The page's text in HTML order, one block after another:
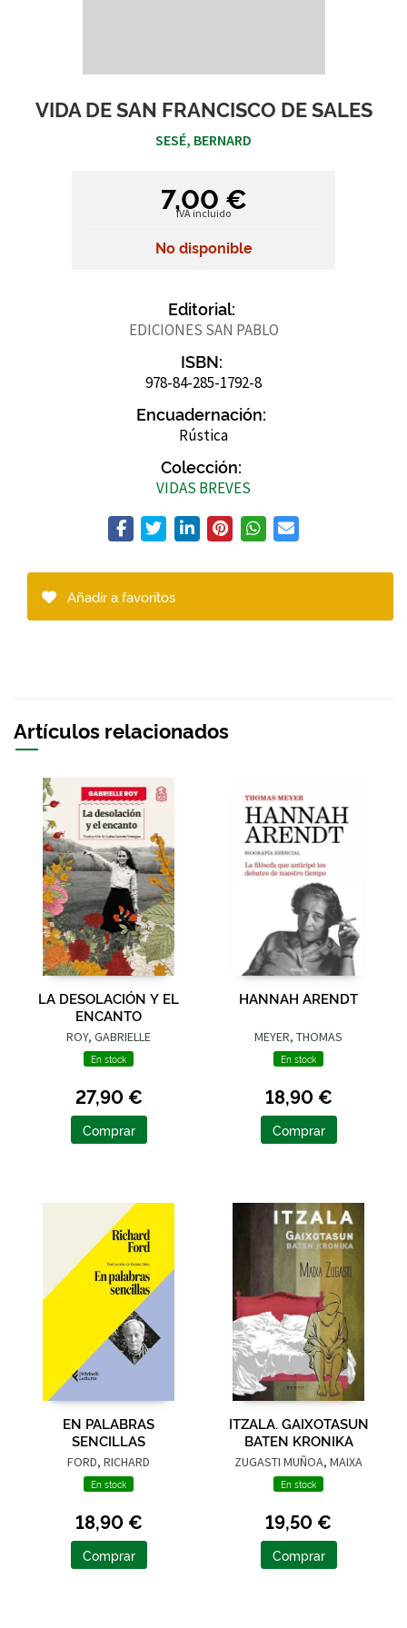
VIDA DE SAN FRANCISCO DE SALES
SESÉ, BERNARD
7,00 €
IVA incluido
No disponible
Editorial:
EDICIONES SAN PABLO
ISBN:
978-84-285-1792-8
Encuadernación:
Rústica
Colección:
VIDAS BREVES
Añadir a favoritos
Artículos relacionados
LA DESOLACIÓN Y EL
ENCANTO
ROY, GABRIELLE
En stock
27,90 €
Comprar
HANNAH ARENDT
MEYER, THOMAS
En stock
18,90 €
Comprar
EN PALABRAS
SENCILLAS
FORD, RICHARD
En stock
18,90 €
Comprar
ITZALA. GAIXOTASUN
BATEN KRONIKA
ZUGASTI MUÑOA, MAIXA
En stock
19,50 €
Comprar